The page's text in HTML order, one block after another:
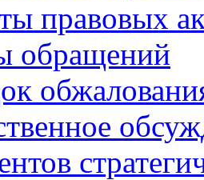
правовых
обращений